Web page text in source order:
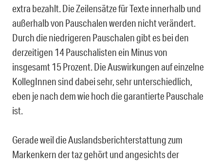
extra bezahlt. Die Zeilensätze für Texte innerhalb und
außerhalb von Pauschalen werden nicht verändert.
Durch die niedrigeren Pauschalen gibt es bei den
derzeitigen 14 Pauschalisten ein Minus von
insgesamt 15 Prozent. Die Auswirkungen auf einzelne
KollegInnen sind dabei sehr, sehr unterschiedlich,
eben je nach dem wie hoch die garantierte Pauschale
ist.
Gerade weil die Auslandsberichterstattung zum
Markenkern der taz gehört und angesichts der